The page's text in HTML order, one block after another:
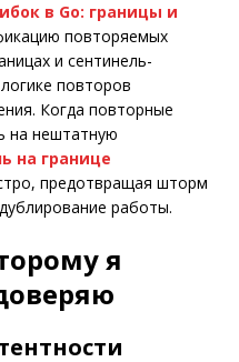
в Go: границы и
повторяемых
и сентинель-
повторов
Когда повторные
на нештатную
на границе
предотвращая шторм
работы.
я